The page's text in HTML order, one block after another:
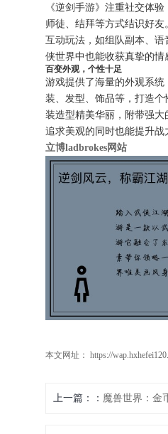
《逆剑手游》注重社交体验
师徒、结拜等方式结识好
互动玩法，如组队副本、
侠世界中也能收获真挚的情
百变外观，个性十足
游戏提供了海量的外观系
装、发型、饰品等，打造
装造型精美华丽，附带强
追求美观的同时也能提升战
立博ladbrokes网站
本文网址： https://
上一篇：